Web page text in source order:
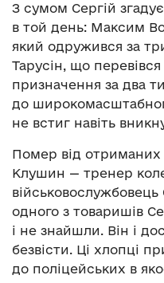
З сумом Сергій
в той день: Максим
який одружився за
Тарусін, що
призначення за два
до
не встиг навіть
Помер від
Клушин — тренер
одного з товаришів
і не знайшли. Він і
безвісти. Ці хлопці
до поліцейських в